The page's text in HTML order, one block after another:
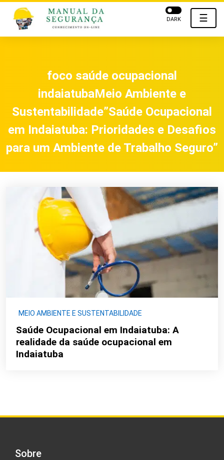
☰
DARK
foco saúde ocupacional
indaiatubaMeio Ambiente e
Sustentabilidade”Saúde Ocupacional
em Indaiatuba: Prioridades e Desafios
para um Ambiente de Trabalho Seguro”
MEIO AMBIENTE E SUSTENTABILIDADE
Saúde Ocupacional em Indaiatuba: A
realidade da saúde ocupacional em
Indaiatuba
Sobre